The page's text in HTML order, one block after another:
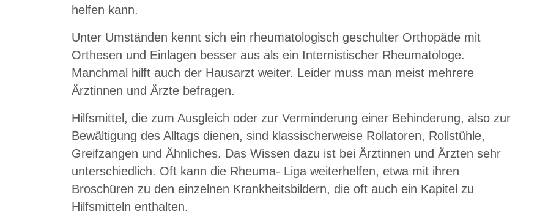
helfen kann.
Unter Umständen kennt sich ein rheumatologisch geschulter Orthopäde mit
Orthesen und Einlagen besser aus als ein Internistischer Rheumatologe.
Manchmal hilft auch der Hausarzt weiter. Leider muss man meist mehrere
Ärztinnen und Ärzte befragen.
Hilfsmittel, die zum Ausgleich oder zur Verminderung einer Behinderung, also zur
Bewältigung des Alltags dienen, sind klassischerweise Rollatoren, Rollstühle,
Greifzangen und Ähnliches. Das Wissen dazu ist bei Ärztinnen und Ärzten sehr
unterschiedlich. Oft kann die Rheuma- Liga weiterhelfen, etwa mit ihren
Broschüren zu den einzelnen Krankheitsbildern, die oft auch ein Kapitel zu
Hilfsmitteln enthalten.